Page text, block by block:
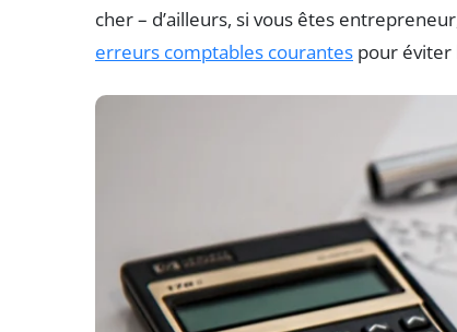
cher – d’ailleurs, si vous êtes
erreurs comptables courantes pour éviter